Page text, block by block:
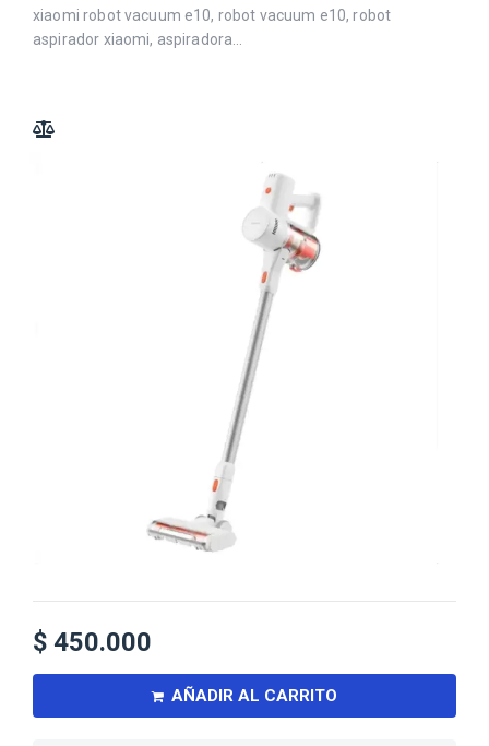
xiaomi robot vacuum e10, robot vacuum e10, robot
aspirador xiaomi, aspiradora...
$ 450.000
AÑADIR AL CARRITO